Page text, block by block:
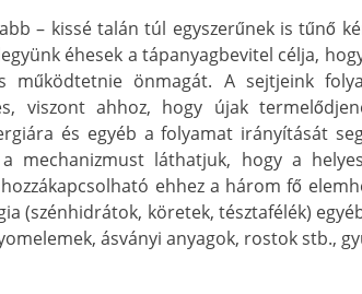
– kissé talán túl egyszerűnek is tűnő
éhesek a tápanyagbevitel célja,
működtetnie önmagát. A sejtjeink
viszont ahhoz, hogy újak
és egyéb a folyamat irányítását
mechanizmust láthatjuk, hogy a
ehhez a három fő
(szénhidrátok, köretek, tésztafélék)
ásványi anyagok, rostok stb.,